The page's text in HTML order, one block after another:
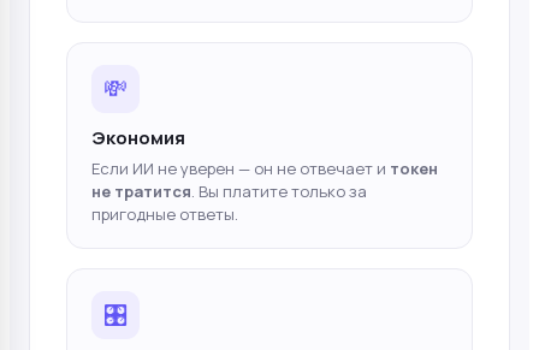
💸
Экономия
Если ИИ не уверен — он не отвечает и токен
не тратится. Вы платите только за
пригодные ответы.
🎛️